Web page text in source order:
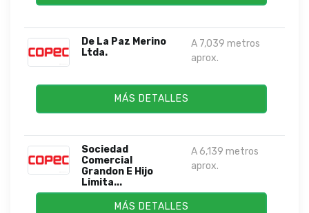
De La Paz Merino
Ltda.
A 7,039 metros
aprox.
MÁS DETALLES
Sociedad
Comercial
Grandon E Hijo
Limita...
A 6,139 metros
aprox.
MÁS DETALLES